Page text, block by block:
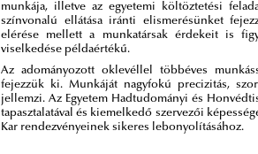
munkája, illetve az egyetemi költöztetési
színvonalú ellátása iránti elismerésünket
elérése mellett a munkatársak érdekeit is
viselkedése példaértékű.
Az adományozott oklevéllel többéves
fejezzük ki. Munkáját nagyfokú precizitás,
jellemzi. Az Egyetem Hadtudományi és
tapasztalatával és kiemelkedő szervezői
Kar rendezvényeinek sikeres lebonyolításához.